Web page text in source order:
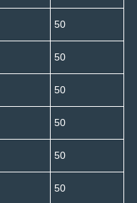
50
50
50
50
50
50